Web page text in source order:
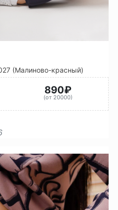
(Малиново-красный)
890₽
(от 20000)